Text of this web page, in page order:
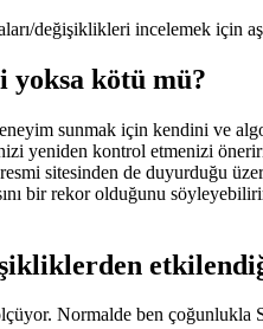
değişiklikleri incelemek için
kötü mü?
sunmak için kendini ve
yeniden kontrol etmenizi
resmi sitesinden de duyurduğu
bir rekor olduğunu
Normalde ben